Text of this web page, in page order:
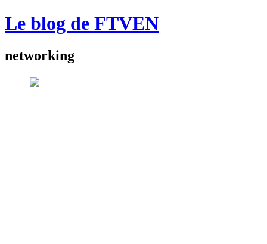
Le blog de FTVEN
networking